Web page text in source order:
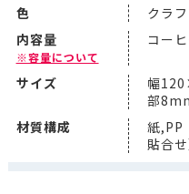
色
クラ
内容量
※容量について
コー
サイズ
幅
部
材質構成
紙
貼合